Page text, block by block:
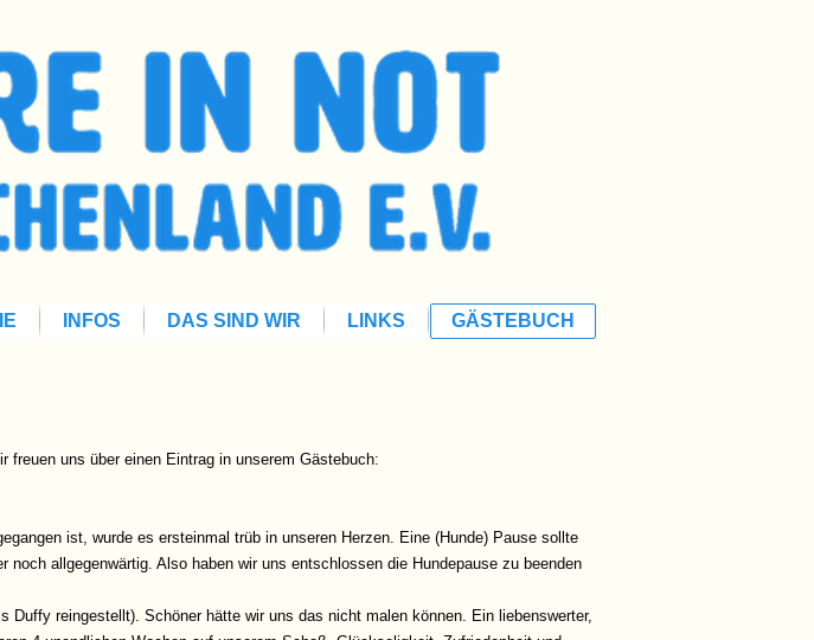
INFOS DAS SIND WIR LINKS GÄSTEBUCH
freuen uns über einen Eintrag in unserem Gästebuch:
ist, wurde es ersteinmal trüb in unseren Herzen. Eine (Hunde) Pause sollte
allgegenwärtig. Also haben wir uns entschlossen die Hundepause zu beenden
reingestellt). Schöner hätte wir uns das nicht malen können. Ein liebenswerter,